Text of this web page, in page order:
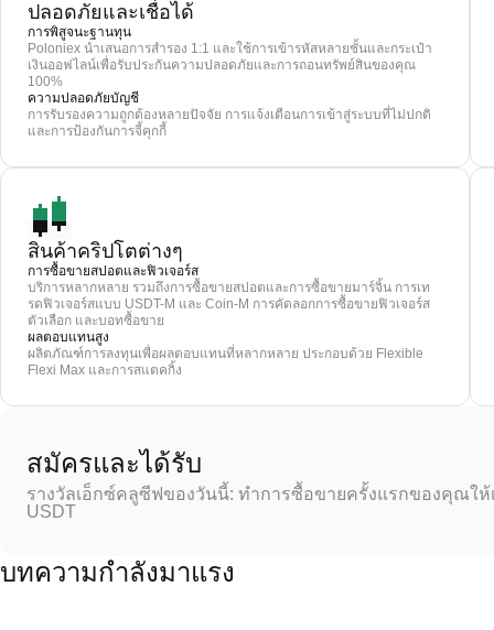
ปลอดภัยและเชื่อได้
การพิสูจนะฐานทุน
Poloniex นำเสนอการสำรอง 1:1 และใช้การเข้ารหัสหลายชั้นและกระเป๋า
เงินออฟไลน์เพื่อรับประกันความปลอดภัยและการถอนทรัพย์สินของคุณ
100%
ความปลอดภัยบัญชี
การรับรองความถูกต้องหลายปัจจัย การแจ้งเตือนการเข้าสู่ระบบที่ไม่ปกติ
และการป้องกันการจี้คุกกี้
สินค้าคริปโตต่างๆ
การซื้อขายสปอตและฟิวเจอร์ส
บริการหลากหลาย รวมถึงการซื้อขายสปอตและการซื้อขายมาร์จิ้น การเท
รดฟิวเจอร์สแบบ USDT-M และ Coin-M การคัดลอกการซื้อขายฟิวเจอร์ส
ตัวเลือก และบอทซื้อขาย
ผลตอบแทนสูง
ผลิตภัณฑ์การลงทุนเพื่อผลตอบแทนที่หลากหลาย ประกอบด้วย Flexible
Flexi Max และการสแตคกิ้ง
สมัครและได้รับ
รางวัลเอ็กซ์คลูซีฟของวันนี้: ทำการซื้อขายครั้งแรกของคุณใ
USDT
บทความกำลังมาแรง